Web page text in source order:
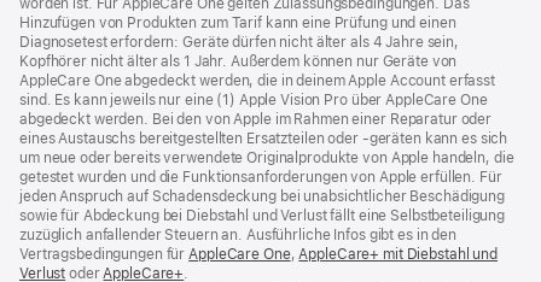
worden ist. Für AppleCare One gelten Zulassungsbedingungen. Das
Hinzufügen von Produkten zum Tarif kann eine Prüfung und einen
Diagnosetest erfordern: Geräte dürfen nicht älter als 4 Jahre sein,
Kopfhörer nicht älter als 1 Jahr. Außerdem können nur Geräte von
AppleCare One abgedeckt werden, die in deinem Apple Account erfasst
sind. Es kann jeweils nur eine (1) Apple Vision Pro über AppleCare One
abgedeckt werden. Bei den von Apple im Rahmen einer Reparatur oder
eines Austauschs bereitgestellten Ersatzteilen oder ‑geräten kann es sich
um neue oder bereits verwendete Originalprodukte von Apple handeln, die
getestet wurden und die Funktions­anforderungen von Apple erfüllen. Für
jeden Anspruch auf Schadensdeckung bei unabsichtlicher Beschädigung
sowie für Abdeckung bei Diebstahl und Verlust fällt eine Selbstbeteiligung
zuzüglich anfallender Steuern an. Ausführliche Infos gibt es in den
Vertragsbedingungen fürAppleCare One(Öffnet
,AppleCare+ mit Diebstahl und
Verlust (Öffnet
oderAppleCare+(Öffnet
.